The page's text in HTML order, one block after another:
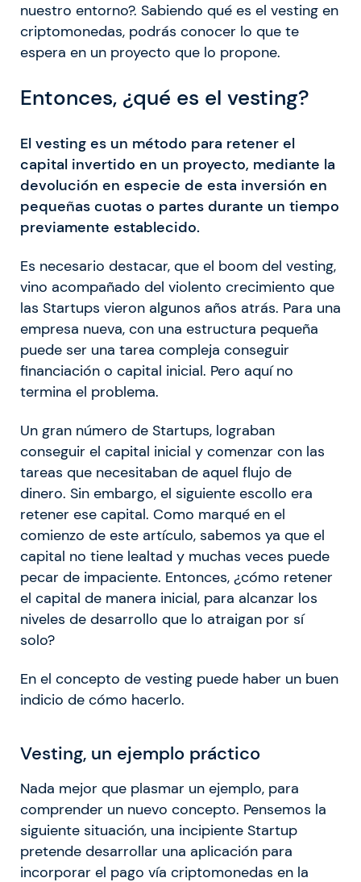
nuestro entorno?. Sabiendo qué es el vesting en
criptomonedas, podrás conocer lo que te
espera en un proyecto que lo propone.
Entonces, ¿qué es el vesting?
El vesting es un método para retener el
capital invertido en un proyecto, mediante la
devolución en especie de esta inversión en
pequeñas cuotas o partes durante un tiempo
previamente establecido.
Es necesario destacar, que el boom del vesting,
vino acompañado del violento crecimiento que
las Startups vieron algunos años atrás. Para una
empresa nueva, con una estructura pequeña
puede ser una tarea compleja conseguir
financiación o capital inicial. Pero aquí no
termina el problema.
Un gran número de Startups, lograban
conseguir el capital inicial y comenzar con las
tareas que necesitaban de aquel flujo de
dinero. Sin embargo, el siguiente escollo era
retener ese capital. Como marqué en el
comienzo de este artículo, sabemos ya que el
capital no tiene lealtad y muchas veces puede
pecar de impaciente. Entonces, ¿cómo retener
el capital de manera inicial, para alcanzar los
niveles de desarrollo que lo atraigan por sí
solo?
En el concepto de vesting puede haber un buen
indicio de cómo hacerlo.
Vesting, un ejemplo práctico
Nada mejor que plasmar un ejemplo, para
comprender un nuevo concepto. Pensemos la
siguiente situación, una incipiente Startup
pretende desarrollar una aplicación para
incorporar el pago vía criptomonedas en la